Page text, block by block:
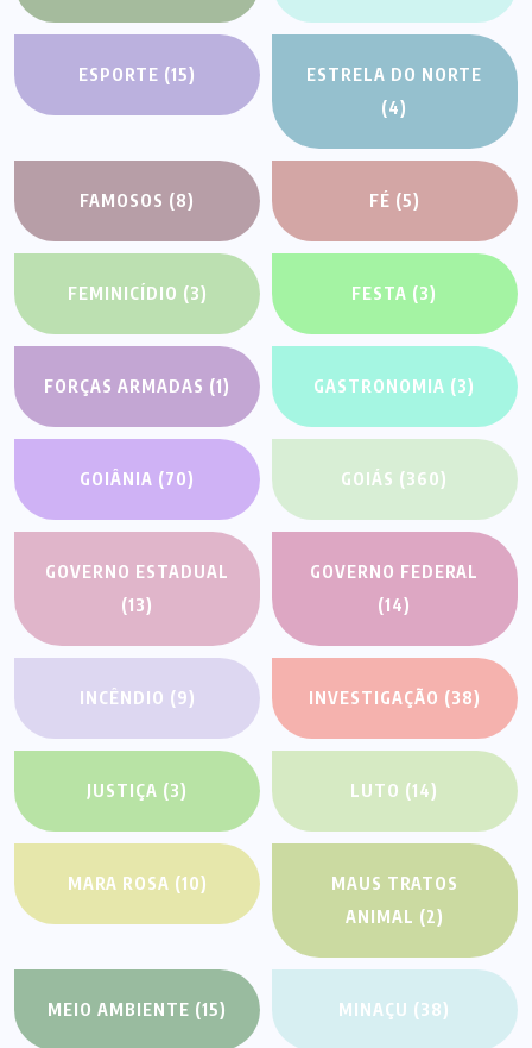
ESPORTE (15)
ESTRELA DO NORTE
(4)
FAMOSOS (8) FÉ (5)
FEMINICÍDIO (3) FESTA (3)
FORÇAS ARMADAS (1) GASTRONOMIA (3)
GOIÂNIA (70) GOIÁS (360)
GOVERNO ESTADUAL
(13)
GOVERNO FEDERAL
(14)
INCÊNDIO (9) INVESTIGAÇÃO (38)
JUSTIÇA (3) LUTO (14)
MARA ROSA (10)
MAUS TRATOS
ANIMAL (2)
MEIO AMBIENTE (15) MINAÇU (38)